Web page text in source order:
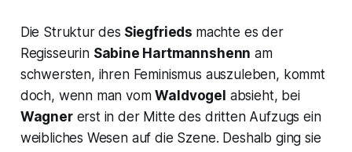
Die Struktur des Siegfrieds machte es der
Regisseurin Sabine Hartmannshenn am
schwersten, ihren Feminismus auszuleben, kommt
doch, wenn man vomWaldvogel absieht, bei
Wagnererst in der Mitte des dritten Aufzugs ein
weibliches Wesen auf die Szene. Deshalb ging sie